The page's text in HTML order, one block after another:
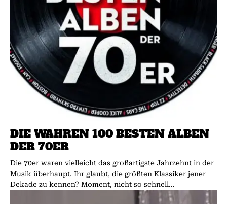
DIE WAHREN 100 BESTEN ALBEN
DER 70ER
Die 70er waren vielleicht das großartigste Jahrzehnt in der
Musik überhaupt. Ihr glaubt, die größten Klassiker jener
Dekade zu kennen? Moment, nicht so schnell...